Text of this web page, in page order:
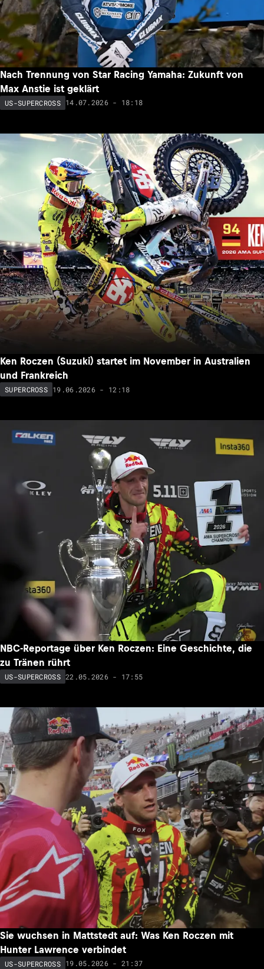
Nach Trennung von Star Racing Yamaha: Zukunft von
Max Anstie ist geklärt
US-SUPERCROSS 14.07.2026 - 18:18
Ken Roczen (Suzuki) startet im November in Australien
und Frankreich
SUPERCROSS 19.06.2026 - 12:18
NBC-Reportage über Ken Roczen: Eine Geschichte, die
zu Tränen rührt
US-SUPERCROSS 22.05.2026 - 17:55
Sie wuchsen in Mattstedt auf: Was Ken Roczen mit
Hunter Lawrence verbindet
US-SUPERCROSS 19.05.2026 - 21:37